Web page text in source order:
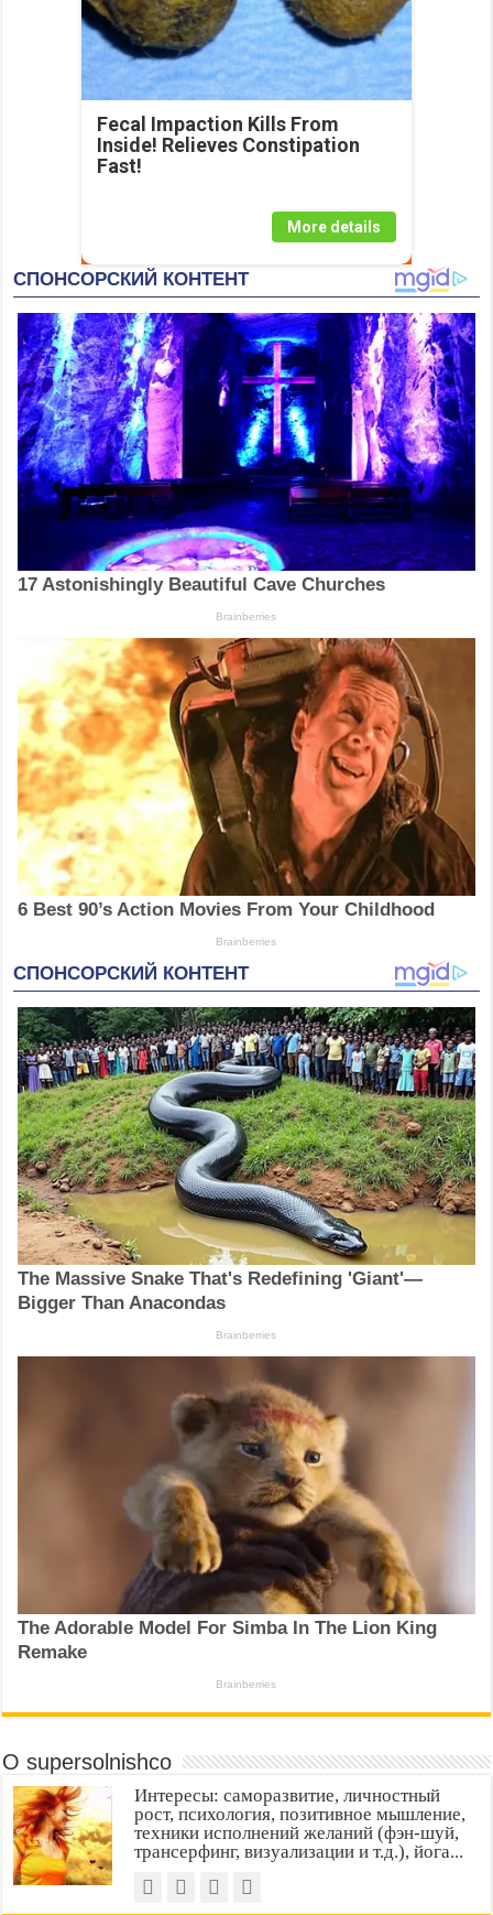
Fecal Impaction Kills From
Inside! Relieves Constipation
Fast!
More details
О supersolnishco
Интересы: саморазвитие, личностный
рост, психология, позитивное мышление,
техники исполнений желаний (фэн-шуй,
трансерфинг, визуализации и т.д.), йога...